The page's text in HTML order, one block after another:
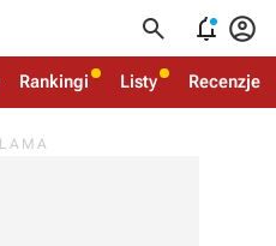
  
Rankingi Listy Recenzje